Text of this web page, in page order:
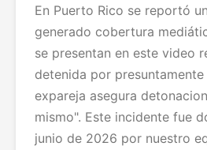
En Puerto Rico se reportó
generado cobertura
se presentan en este video
detenida por
expareja asegura
mismo". Este incidente fue
junio de 2026 por nuestro